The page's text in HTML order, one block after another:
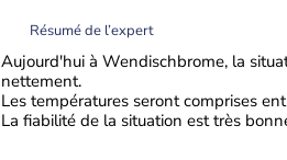
Résumé de l’expert
Aujourd'hui à Wendischbrome, la
nettement.
Les températures seront comprises
La fiabilité de la situation est très